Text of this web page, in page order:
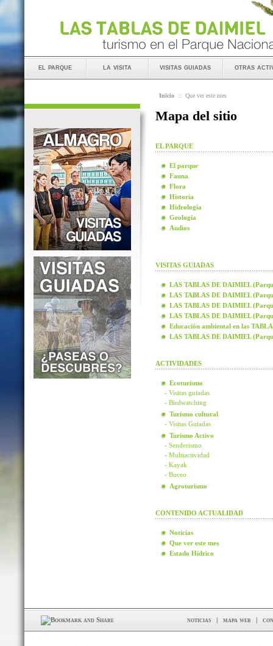
el parque la visita visitas guiadas otras
Inicio :: Que ver este mes
Mapa del sitio
EL PARQUE
El parque
Fauna
Flora
Historia
Hidrología
Geología
Audios
VISITAS GUIADAS
LAS TABLAS DE DAIMIEL
LAS TABLAS DE DAIMIEL
LAS TABLAS DE DAIMIEL
LAS TABLAS DE DAIMIEL
Educación ambiental en las
LAS TABLAS DE DAIMIEL
ACTIVIDADES
Ecoturismo
- Visitas guiadas
- Birdwatching
Turismo cultural
- Visitas Guiadas
Turismo Activo
- Senderismo
- Multiactividad
- Kayak
- Buceo
Agroturismo
CONTENIDO ACTUALIDAD
Noticias
Que ver este mes
Estado Hídrico
noticias | mapa web |